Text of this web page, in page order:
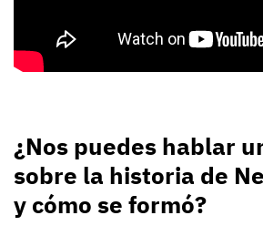
¿Nos puedes hablar
sobre la historia de
y cómo se formó?